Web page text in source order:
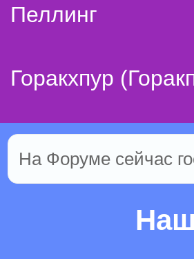
Пеллинг
Горакхпур
На Форуме сейчас